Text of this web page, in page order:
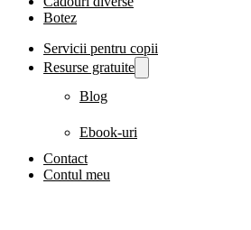
Botez
Servicii pentru copii
Resurse gratuite
Blog
Ebook-uri
Contact
Contul meu